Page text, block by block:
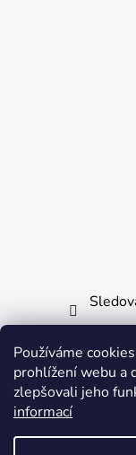
Používáme
prohlížení webu a
zlepšovali jeho
informací
Informace
Obchodní